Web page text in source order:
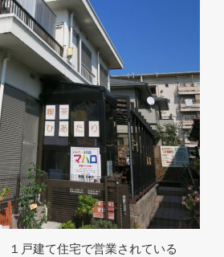
戸建て住宅で営業されている